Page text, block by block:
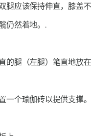
腿应该保持伸直，膝盖
仍然着地。.
的腿（左腿）笔直地放
一个瑜伽砖以提供支撑